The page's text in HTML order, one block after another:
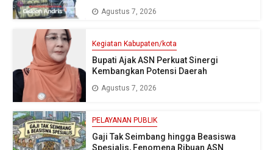
Agustus 7, 2026
Kegiatan Kabupaten/kota
Bupati Ajak ASN Perkuat Sinergi
Kembangkan Potensi Daerah
Agustus 7, 2026
PELAYANAN PUBLIK
Gaji Tak Seimbang hingga Beasiswa
Spesialis, Fenomena Ribuan ASN